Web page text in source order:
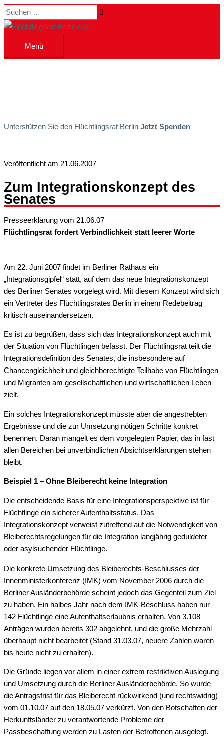
Zum
Inhalt
Suchen …
Menü
Menü
Unterstützen Sie den Flüchtlingsrat Berlin Jetzt Spenden
Veröffentlicht am 21.06.2007
Zum Integrationskonzept des
Senates
Presseerklärung vom 21.06.07
Flüchtlingsrat fordert Verbindlichkeit statt leerer Worte
Am 22. Juni 2007 findet im Berliner Rathaus ein
„Integrationsgipfel“ statt, auf dem das neue Integrationskonzept
des Berliner Senates vorgelegt wird. Mit diesem Konzept wird sich
ein Vertreter des Flüchtlingsrates Berlin in einem Redebeitrag
kritisch auseinandersetzen.
Es ist zu begrüßen, dass sich das Integrationskonzept auch mit
der Situation von Flüchtlingen befasst. Der Flüchtlingsrat teilt die
Integrationsdefinition des Senates, die insbesondere auf
Chancengleichheit und gleichberechtigte Teilhabe von Flüchtlingen
und Migranten am gesellschaftlichen und wirtschaftlichen Leben
zielt.
Ein solches Integrationskonzept müsste aber die angestrebten
Ergebnisse und die zur Umsetzung nötigen Schritte konkret
benennen. Daran mangelt es dem vorgelegten Papier, das in fast
allen Bereichen bei unverbindlichen Absichtserklärungen stehen
bleibt.
Beispiel 1 – Ohne Bleiberecht keine Integration
Die entscheidende Basis für eine Integrationsperspektive ist für
Flüchtlinge ein sicherer Aufenthaltsstatus. Das
Integrationskonzept verweist zutreffend auf die Notwendigkeit von
Bleiberechtsregelungen für die Integration langjährig geduldeter
oder asylsuchender Flüchtlinge.
Die konkrete Umsetzung des Bleiberechts-Beschlusses der
Innenministerkonferenz (IMK) vom November 2006 durch die
Berliner Ausländerbehörde scheint jedoch das Gegenteil zum Ziel
zu haben. Ein halbes Jahr nach dem IMK-Beschluss haben nur
142 Flüchtlinge eine Aufenthaltserlaubnis erhalten. Von 3.108
Anträgen wurden bereits 302 abgelehnt, und die große Mehrzahl
überhaupt nicht bearbeitet (Stand 31.03.07, neuere Zahlen waren
bis heute nicht zu erhalten).
Die Gründe liegen vor allem in einer extrem restriktiven Auslegung
und Umsetzung durch die Berliner Ausländerbehörde. So wurde
die Antragsfrist für das Bleiberecht rückwirkend (und rechtswidrig)
vom 01.10.07 auf den 18.05.07 verkürzt. Von den Botschaften der
Herkunftsländer zu verantwortende Probleme der
Passbeschaffung werden zu Lasten der Betroffenen ausgelegt.